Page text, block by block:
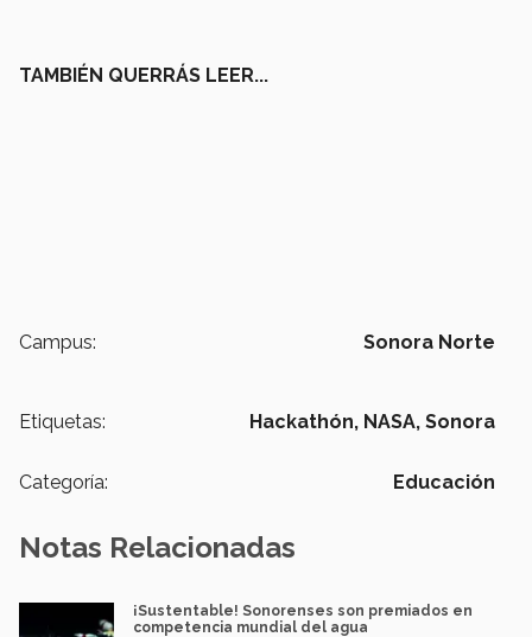
TAMBIÉN QUERRÁS LEER...
Campus: Sonora Norte
Etiquetas: Hackathón, NASA, Sonora
Categoría: Educación
Notas Relacionadas
¡Sustentable! Sonorenses son premiados en
competencia mundial del agua